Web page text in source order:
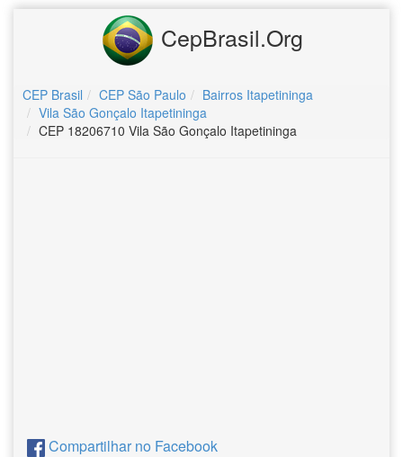
CepBrasil.Org
CEP Brasil CEP São Paulo
Bairros Itapetininga
Vila São Gonçalo Itapetininga
CEP 18206710 Vila São Gonçalo Itapetininga
Compartilhar no Facebook